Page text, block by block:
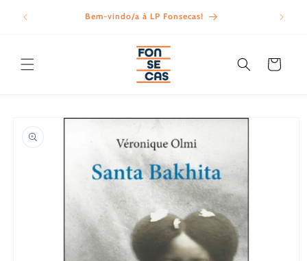
para o
Bem-vindo/a à LP Fonsecas!
Carrinho
informação
do produto